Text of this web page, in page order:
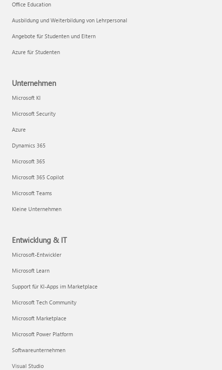
Office Education
Ausbildung und Weiterbildung von Lehrpersonal
Angebote für Studenten und Eltern
Azure für Studenten
Unternehmen
Microsoft KI
Microsoft Security
Azure
Dynamics 365
Microsoft 365
Microsoft 365 Copilot
Microsoft Teams
Kleine Unternehmen
Entwicklung & IT
Microsoft-Entwickler
Microsoft Learn
Support für KI-Apps im Marketplace
Microsoft Tech Community
Microsoft Marketplace
Microsoft Power Platform
Softwareunternehmen
Visual Studio